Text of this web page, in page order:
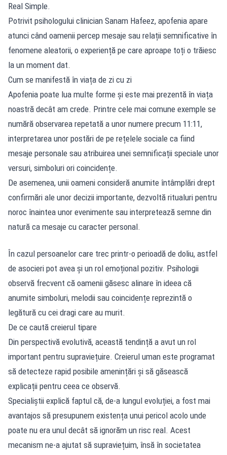
Real Simple.
Potrivit psihologului clinician Sanam Hafeez, apofenia apare
atunci când oamenii percep mesaje sau relații semnificative în
fenomene aleatorii, o experiență pe care aproape toți o trăiesc
la un moment dat.
Cum se manifestă în viața de zi cu zi
Apofenia poate lua multe forme și este mai prezentă în viața
noastră decât am crede. Printre cele mai comune exemple se
numără observarea repetată a unor numere precum 11:11,
interpretarea unor postări de pe rețelele sociale ca fiind
mesaje personale sau atribuirea unei semnificații speciale unor
versuri, simboluri ori coincidențe.
De asemenea, unii oameni consideră anumite întâmplări drept
confirmări ale unor decizii importante, dezvoltă ritualuri pentru
noroc înaintea unor evenimente sau interpretează semne din
natură ca mesaje cu caracter personal.
În cazul persoanelor care trec printr-o perioadă de doliu, astfel
de asocieri pot avea și un rol emoțional pozitiv. Psihologii
observă frecvent că oamenii găsesc alinare în ideea că
anumite simboluri, melodii sau coincidențe reprezintă o
legătură cu cei dragi care au murit.
De ce caută creierul tipare
Din perspectivă evolutivă, această tendință a avut un rol
important pentru supraviețuire. Creierul uman este programat
să detecteze rapid posibile amenințări și să găsească
explicații pentru ceea ce observă.
Specialiștii explică faptul că, de-a lungul evoluției, a fost mai
avantajos să presupunem existența unui pericol acolo unde
poate nu era unul decât să ignorăm un risc real. Acest
mecanism ne-a ajutat să supraviețuim, însă în societatea